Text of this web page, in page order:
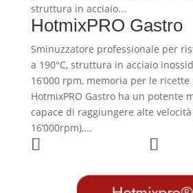
struttura in acciaio...
HotmixPRO Gastro
Sminuzzatore professionale per
a 190°C, struttura in acciaio
16’000 rpm, memoria per le
HotmixPRO Gastro ha un potente
capace di raggiungere alte
16’000rpm),...